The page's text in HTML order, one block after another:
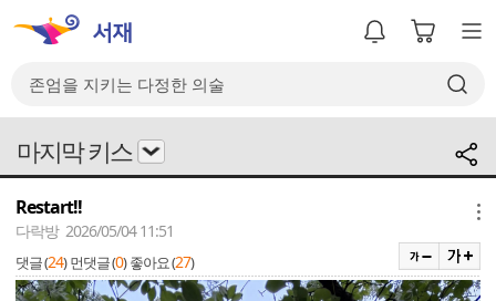
마지막 키스
Restart!!
다락방 2026/05/04 11:51
댓글 (24) 먼댓글 (0) 좋아요 (27)